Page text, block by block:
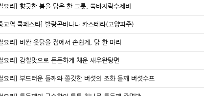
요리] 향긋한 봄을 담은 한 그릇, 쑥바지락수제비
교역 쿡페스타] 발랑곤바나나 카스테라(고양파주)
요리] 비싼 옻닭을 집에서 손쉽게, 닭 한 마리
요리] 감칠맛으로 든든하게 채운 새우완탕면
요리] 부드러운 들깨와 쫄깃한 버섯의 조화 들깨 버섯수프